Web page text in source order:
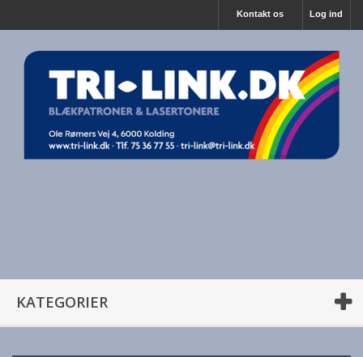
Log ind
Kontakt os
KATEGORIER